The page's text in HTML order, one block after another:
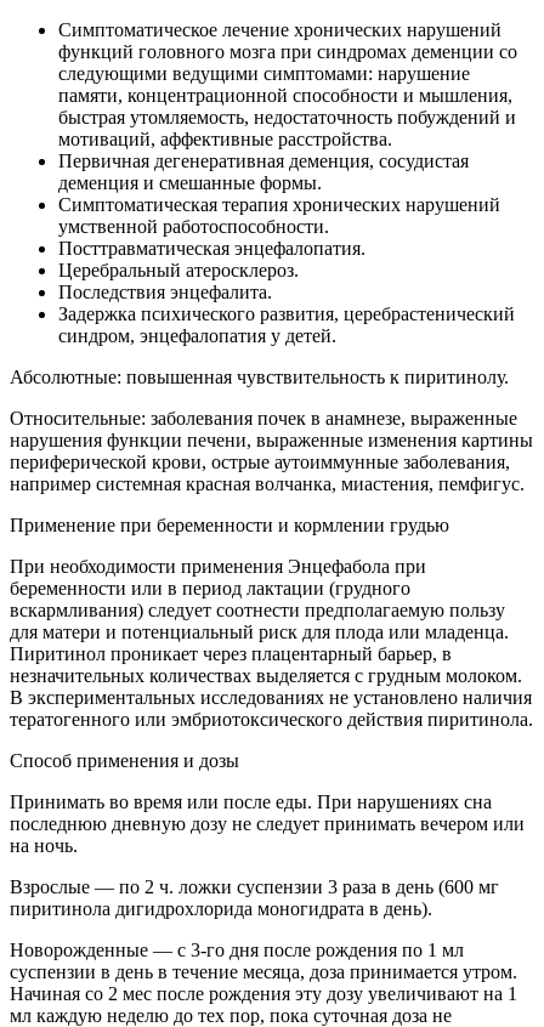
Симптоматическое лечение хронических нарушений
функций головного мозга при синдромах деменции со
следующими ведущими симптомами: нарушение
памяти, концентрационной способности и мышления,
быстрая утомляемость, недостаточность побуждений и
мотиваций, аффективные расстройства.
Первичная дегенеративная деменция, сосудистая
деменция и смешанные формы.
Симптоматическая терапия хронических нарушений
умственной работоспособности.
Посттравматическая энцефалопатия.
Церебральный атеросклероз.
Последствия энцефалита.
Задержка психического развития, церебрастенический
синдром, энцефалопатия у детей.
Абсолютные: повышенная чувствительность к пиритинолу.
Относительные: заболевания почек в анамнезе, выраженные
нарушения функции печени, выраженные изменения картины
периферической крови, острые аутоиммунные заболевания,
например системная красная волчанка, миастения, пемфигус.
Применение при беременности и кормлении грудью
При необходимости применения Энцефабола при
беременности или в период лактации (грудного
вскармливания) следует соотнести предполагаемую пользу
для матери и потенциальный риск для плода или младенца.
Пиритинол проникает через плацентарный барьер, в
незначительных количествах выделяется с грудным молоком.
В экспериментальных исследованиях не установлено наличия
тератогенного или эмбриотоксического действия пиритинола.
Способ применения и дозы
Принимать во время или после еды. При нарушениях сна
последнюю дневную дозу не следует принимать вечером или
на ночь.
Взрослые — по 2 ч. ложки суспензии 3 раза в день (600 мг
пиритинола дигидрохлорида моногидрата в день).
Новорожденные — с 3-го дня после рождения по 1 мл
суспензии в день в течение месяца, доза принимается утром.
Начиная со 2 мес после рождения эту дозу увеличивают на 1
мл каждую неделю до тех пор, пока суточная доза не